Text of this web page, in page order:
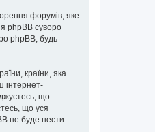
форумів, яке
phpBB суворо
phpBB, будь
країни, яка
інтернет-
що
що уся
не буде нести